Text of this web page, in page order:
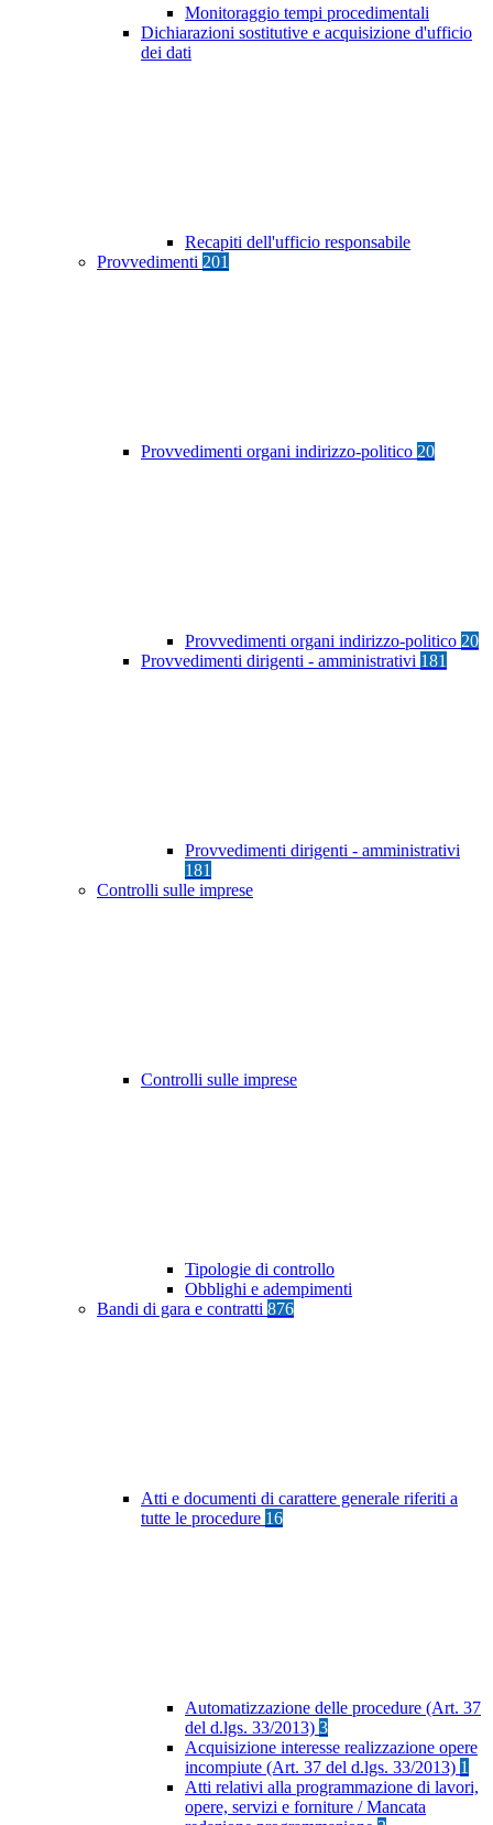
Monitoraggio tempi procedimentali
Dichiarazioni sostitutive e acquisizione d'ufficio
dei dati
Recapiti dell'ufficio responsabile
Provvedimenti 201
Provvedimenti organi indirizzo-politico 20
Provvedimenti organi indirizzo-politico 20
Provvedimenti dirigenti - amministrativi 181
Provvedimenti dirigenti - amministrativi
181
Controlli sulle imprese
Controlli sulle imprese
Tipologie di controllo
Obblighi e adempimenti
Bandi di gara e contratti 876
Atti e documenti di carattere generale riferiti a
tutte le procedure 16
Automatizzazione delle procedure (Art. 37
del d.lgs. 33/2013) 3
Acquisizione interesse realizzazione opere
incompiute (Art. 37 del d.lgs. 33/2013) 1
Atti relativi alla programmazione di lavori,
opere, servizi e forniture / Mancata